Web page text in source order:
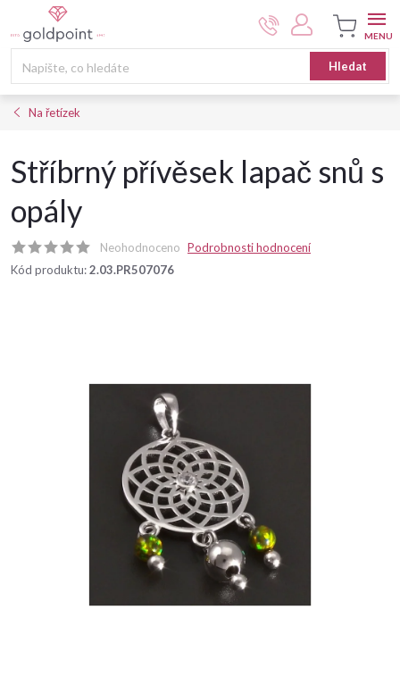
na
Hledat
Nákupní
košík
Na řetízek
Stříbrný přívěsek lapač snů s
opály
Neohodnoceno Podrobnosti hodnocení
Kód produktu:2.03.PR507076